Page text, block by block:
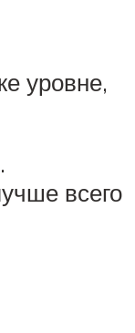
уровне,
всего